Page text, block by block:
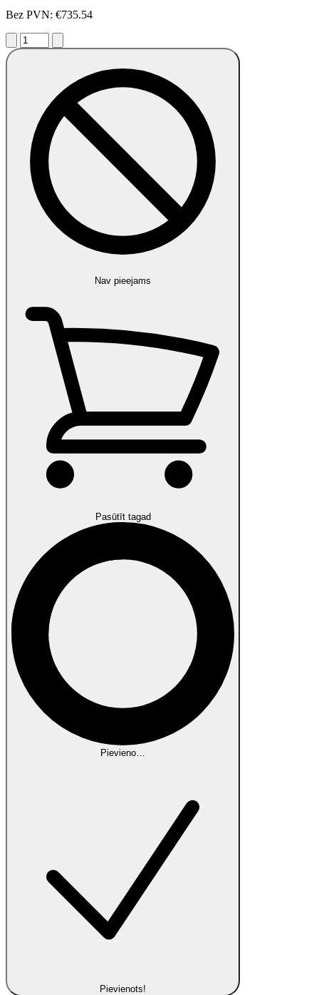
Bez PVN: €735.54
Nav pieejams
Pasūtīt tagad
Pievieno…
Pievienots!